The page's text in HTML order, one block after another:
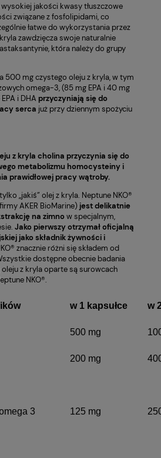
jakości kwasy tłuszczowe
związane z fosfolipidami, co
łatwe do wykorzystania przez
zawdzięcza swoje naturalnie
która należy do grupy
500 mg czystego oleju z kryla, w tym
omega-3, (85 mg EPA i 40 mg
i DHA przyczyniają się do
serca już przy dziennym spożyciu
z kryla cholina przyczynia się do
metabolizmu homocysteiny i
prawidłowej pracy wątroby.
„jakiś” olej z kryla. Neptune NKO®
AKER BioMarine) jest delikatnie
na zimnow specjalnym,
Jako pierwszy otrzymał oficjalną
jako składnik żywności i
znacznie różni się składem od
dostępne obecnie badania
z kryla oparte są surowcach
NKO®.
w 1 kapsułce w
500 mg
200 mg
3 125 mg